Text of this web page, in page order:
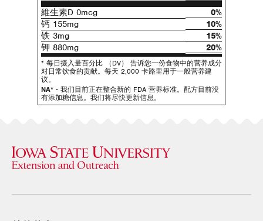
維生素D 0mcg
0%
钙 155mg
10%
铁 3mg
15%
钾 880mg
20%
* 每日摄入量百分比 （DV） 告诉您一份食物中的营养成分
对日常饮食的贡献。每天 2,000 卡路里用于一般营养建
议。
NA* - 我们目前正在整合新的 FDA 营养标准。配方目前没
有添加糖信息。我们将尽快更新信息。